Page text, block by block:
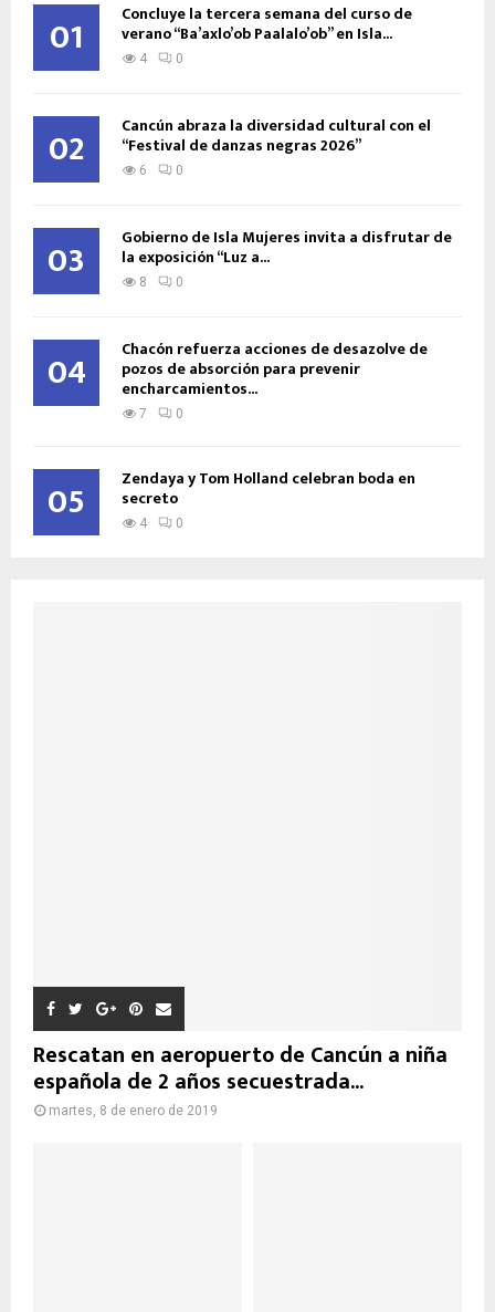
01 Concluye la tercera semana del curso de
verano “Ba’axlo’ob Paalalo’ob” en Isla...
4 0
02 Cancún abraza la diversidad cultural con el
“Festival de danzas negras 2026”
6 0
03 Gobierno de Isla Mujeres invita a disfrutar de
la exposición “Luz a...
8 0
04 Chacón refuerza acciones de desazolve de
pozos de absorción para prevenir
encharcamientos...
7 0
05 Zendaya y Tom Holland celebran boda en
secreto
4 0
Rescatan en aeropuerto de Cancún a niña
española de 2 años secuestrada...
martes, 8 de enero de 2019